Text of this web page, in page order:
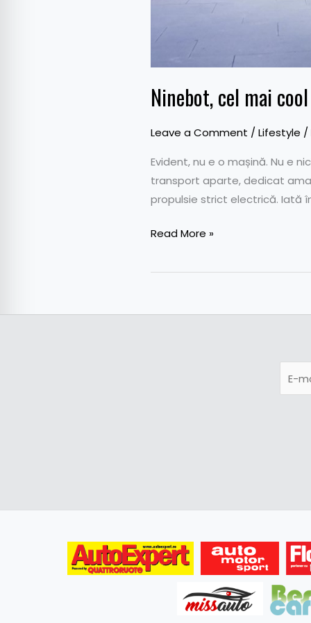
Ninebot, cel mai
Leave a Comment / Lifestyle /
Evident, nu e o mașină. Nu e
transport aparte, dedicat
propulsie strict electrică. Iată
Read More »